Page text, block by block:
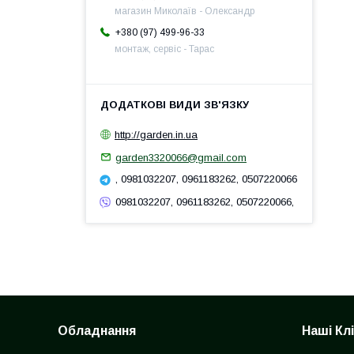
магазин Миколаїв - Олександр
+380 (97) 499-96-33
монтаж, сервіс - Тарас
http://garden.in.ua
garden3320066@gmail.com
, 0981032207, 0961183262, 0507220066
0981032207, 0961183262, 0507220066,
Обладнання Наші